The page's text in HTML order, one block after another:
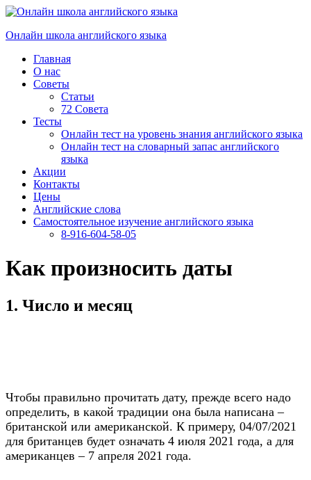
Перейти
содержимому
Онлайн школа английского языка
Главная
О нас
Советы
Статьи
72 Совета
Тесты
Онлайн тест на уровень знания английского языка
Онлайн тест на словарный запас английского
языка
Акции
Контакты
Цены
Английские слова
Самостоятельное изучение английского языка
8-916-604-58-05
Как произносить даты
1. Число и месяц
Чтобы правильно прочитать дату, прежде всего надо
определить, в какой традиции она была написана –
британской или американской. К примеру, 04/07/2021
для британцев будет означать 4 июля 2021 года, а для
американцев – 7 апреля 2021 года.